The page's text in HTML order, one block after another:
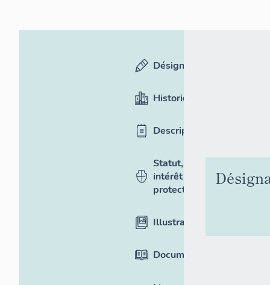
Désignation
Historique
Description
Statut,
intérêt et
protection
Illustrations
Documentation